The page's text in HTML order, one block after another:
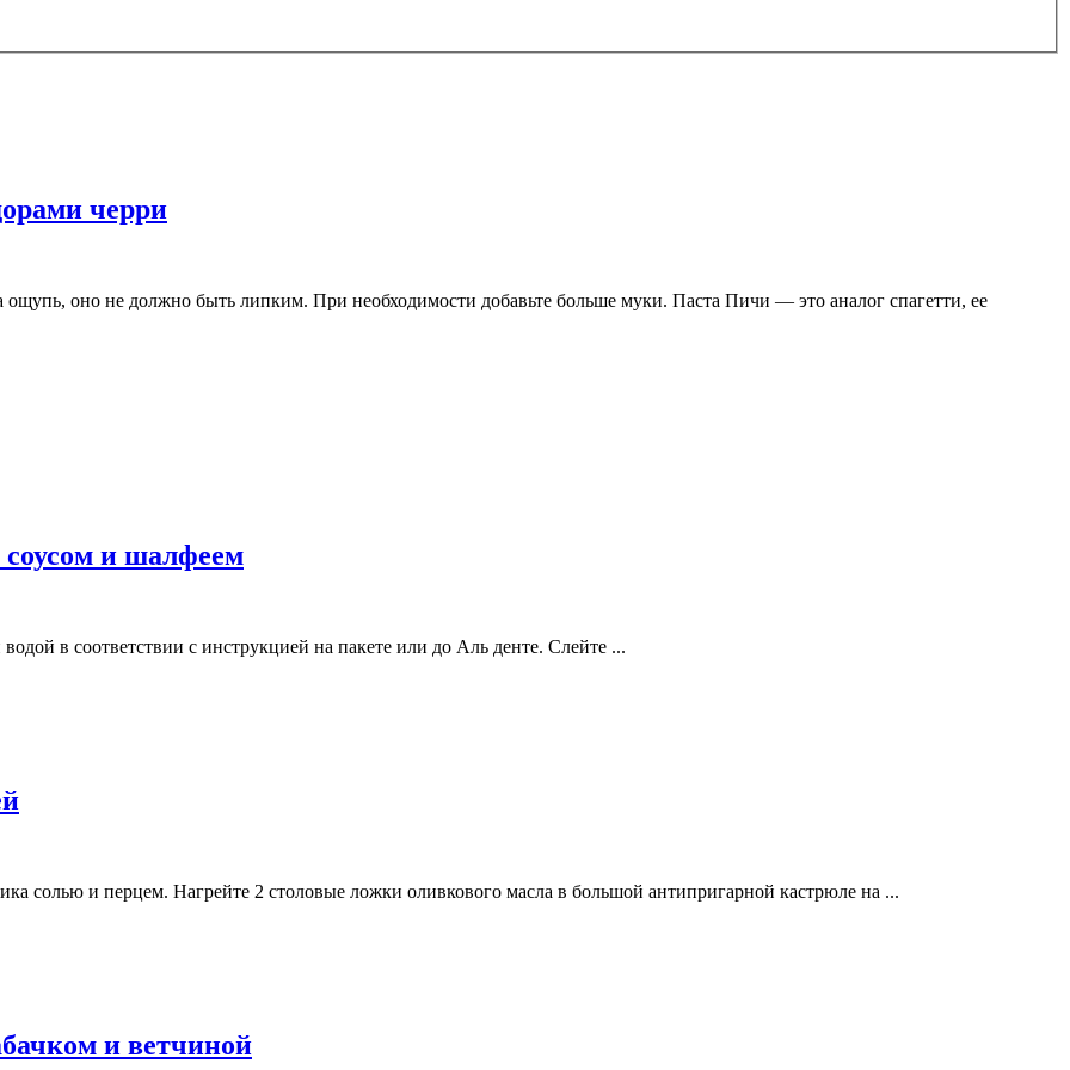
черри
ощупь, оно не должно быть липким. При необходимости добавьте больше муки. Паста Пичи — это аналог спагетти, ее
соусом и шалфеем
в соответствии с инструкцией на пакете или до Аль денте. Слейте ...
солью и перцем. Нагрейте 2 столовые ложки оливкового масла в большой антипригарной кастрюле на ...
и ветчиной